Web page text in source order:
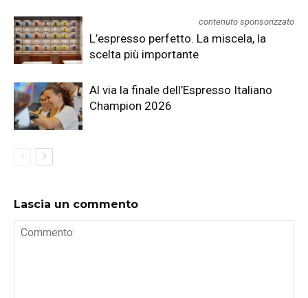
contenuto sponsorizzato
L’espresso perfetto. La miscela, la
scelta più importante
Al via la finale dell’Espresso Italiano
Champion 2026
Lascia un commento